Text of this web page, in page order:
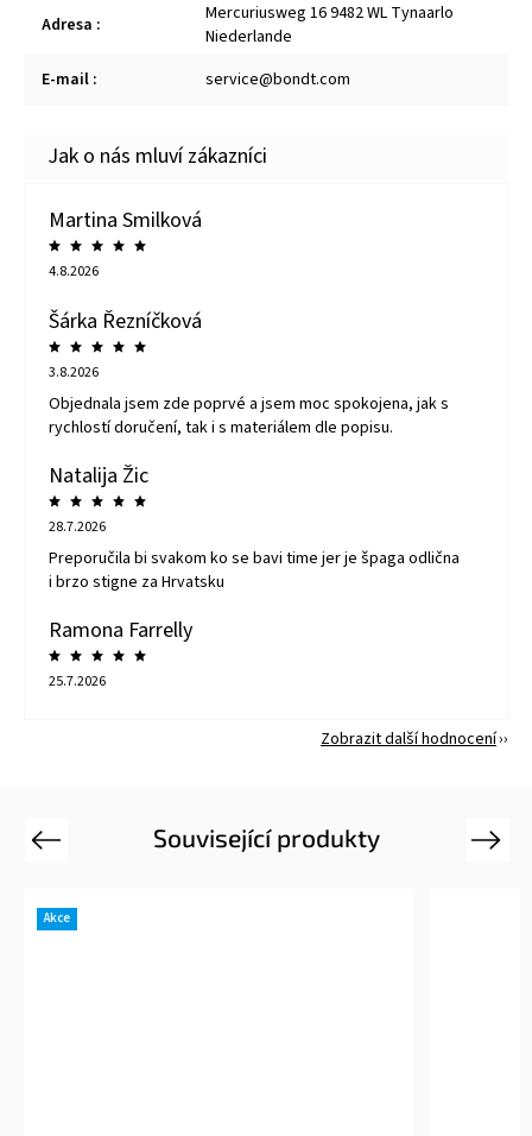
Adresa :
Mercuriusweg 16 9482 WL Tynaarlo
Niederlande
E-mail : service@bondt.com
Martina Smilková
4.8.2026
Šárka Řezníčková
3.8.2026
Objednala jsem zde poprvé a jsem moc spokojena, jak s
rychlostí doručení, tak i s materiálem dle popisu.
Natalija Žic
28.7.2026
Preporučila bi svakom ko se bavi time jer je špaga odlična
i brzo stigne za Hrvatsku
Ramona Farrelly
25.7.2026
Zobrazit další hodnocení
Související produkty
Previous
Akce
Next